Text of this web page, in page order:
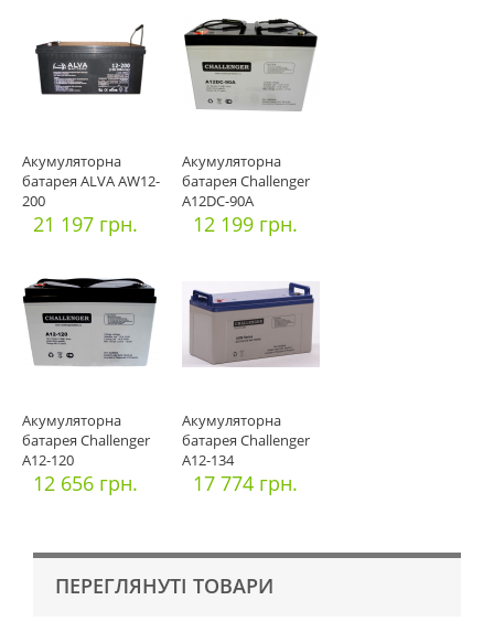
Акумуляторна
батарея ALVA AW12-
200
21 197 грн.
Акумуляторна
батарея Challenger
A12DC-90A
12 199 грн.
Акумуляторна
батарея Challenger
A12-120
12 656 грн.
Акумуляторна
батарея Challenger
A12-134
17 774 грн.
ПЕРЕГЛЯНУТІ ТОВАРИ